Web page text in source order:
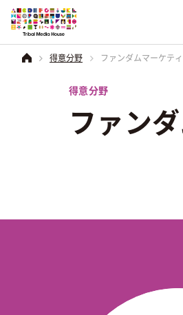
得意分野
サービス
会社情報
得意分野 ファンダムマーケテ
得意分野
ファン